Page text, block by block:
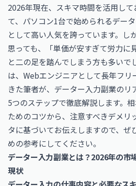
2026年現在、スキマ時間を活用し
て、パソコン1台で始められるデー
として高い人気を誇っています。し
思っても、「単価が安すぎて労力に
と二の足を踏んでしまう方も多いで
は、Webエンジニアとして長年フリ
きた筆者が、データー入力副業のリ
5つのステップで徹底解説します。
ためのコツから、注意すべきデメリ
タに基づいてお伝えしますので、ぜ
めの参考にしてください。
データー入力副業とは？2026年の市
現状